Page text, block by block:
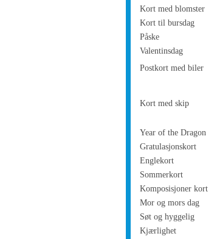
Kort med blomster
Kort til bursdag
Påske
Valentinsdag
Postkort med biler
Kort med skip
Year of the Dragon
Gratulasjonskort
Englekort
Sommerkort
Komposisjoner kort
Mor og mors dag
Søt og hyggelig
Kjærlighet